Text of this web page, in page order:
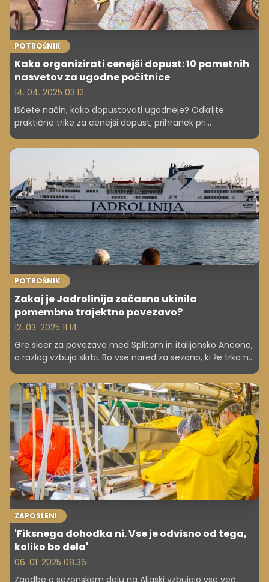
POTROŠNIK
Kako organizirati cenejši dopust: 10 pametnih
nasvetov za ugodne počitnice
14. 04. 2025 03.12
Iščete način, kako dopustovati ugodneje? Odkrijte
praktične trike za cenejši dopust, prihranek pri
POTROŠNIK
Zakaj je Jadrolinija začasno ukinila
pomembno trajektno povezavo?
12. 03. 2025 11.14
Gre sicer za povezavo med Splitom in italijansko Ancono,
a razlog vzbuja skrbi. Bo vse nared za sezono, ki že trka na
odpravijo že za prvomajske praznike.
ZAPOSLENI
'Fiksnega dohodka ni. Vse je odvisno od tega,
koliko bo dela'
06. 01. 2025 08.36
Zgodbe o sezonskem delu na Aljaski vzbujajo vse več